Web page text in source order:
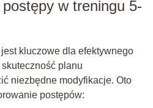
w treningu 5-
kluczowe dla efektywnego
planu
niezbędne modyfikacje. Oto
postępów: